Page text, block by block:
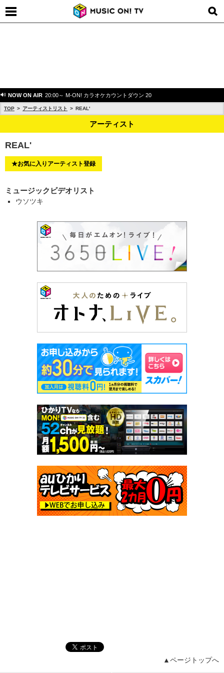
NOW ON AIR 20:00～ M-ON! カラオケカウントダウン 20
TOP アーティストリスト REAL'
アーティスト
REAL'
★お気に入りアーティスト登録
ミュージックビデオリスト
ウソツキ
▲ページトップへ